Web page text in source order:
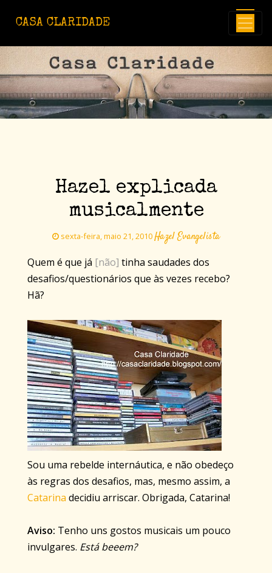
CASA CLARIDADE
Hazel explicada
musicalmente
sexta-feira, maio 21, 2010Hazel Evangelista
Quem é que já [não] tinha saudades dos
desafios/questionários que às vezes recebo?
Hã?
Sou uma rebelde internáutica, e não obedeço
às regras dos desafios, mas, mesmo assim, a
Catarina decidiu arriscar. Obrigada, Catarina!
Aviso: Tenho uns gostos musicais um pouco
invulgares. Está beeem?